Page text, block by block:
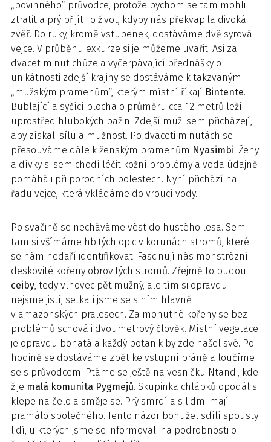
„povinného“ průvodce, protože bychom se tam mohli
ztratit a prý přijít i o život, kdyby nás překvapila divoká
zvěř. Do ruky, kromě vstupenek, dostáváme dvě syrová
vejce. V průběhu exkurze si je můžeme uvařit. Asi za
dvacet minut chůze a vyčerpávající přednášky o
unikátnosti zdejší krajiny se dostáváme k takzvaným
„mužským pramenům“, kterým místní říkají Bintente.
Bublající a syčící plocha o průměru cca 12 metrů leží
uprostřed hlubokých bažin. Zdejší muži sem přicházejí,
aby získali sílu a mužnost. Po dvaceti minutách se
přesouváme dále k ženským pramenům Nyasimbi. Ženy
a dívky si sem chodí léčit kožní problémy a voda údajně
pomáhá i při porodních bolestech. Nyní přichází na
řadu vejce, která vkládáme do vroucí vody.
Po svačině se necháváme vést do hustého lesa. Sem
tam si všímáme hbitých opic v korunách stromů, které
se nám nedaří identifikovat. Fascinují nás monstrózní
deskovité kořeny obrovitých stromů. Zřejmě to budou
ceiby, tedy vlnovec pětimužný, ale tím si opravdu
nejsme jistí, setkali jsme se s ním hlavně
v amazonských pralesech. Za mohutné kořeny se bez
problémů schová i dvoumetrový člověk. Místní vegetace
je opravdu bohatá a každý botanik by zde našel své. Po
hodině se dostáváme zpět ke vstupní bráně a loučíme
se s průvodcem. Ptáme se ještě na vesničku Ntandi, kde
žije malá komunita Pygmejů. Skupinka chlápků opodál si
klepe na čelo a směje se. Prý smrdí a s lidmi mají
pramálo společného. Tento názor bohužel sdílí spousty
lidí, u kterých jsme se informovali na podrobnosti o